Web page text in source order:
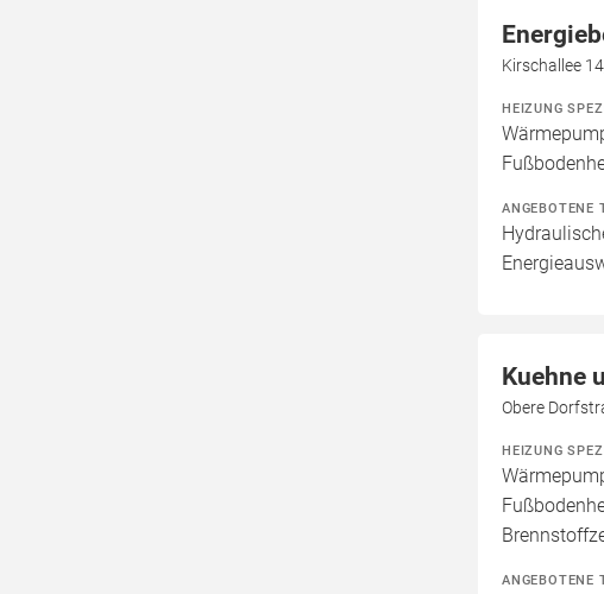
Kirschallee
HEIZUNG
ANGEBOTENE
Kuehne
Obere
HEIZUNG
ANGEBOTENE